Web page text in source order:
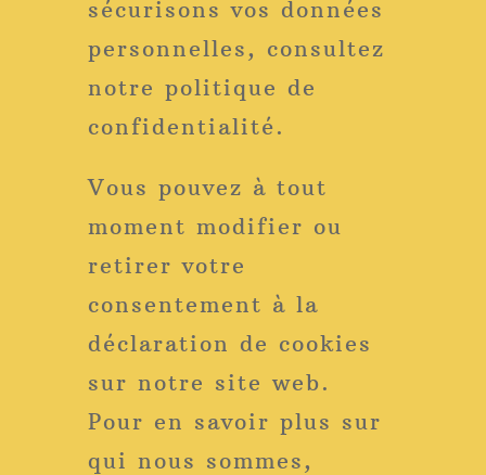
sécurisons vos données
personnelles, consultez
notre politique de
confidentialité.
Vous pouvez à tout
moment modifier ou
retirer votre
consentement à la
déclaration de cookies
sur notre site web.
Pour en savoir plus sur
qui nous sommes,